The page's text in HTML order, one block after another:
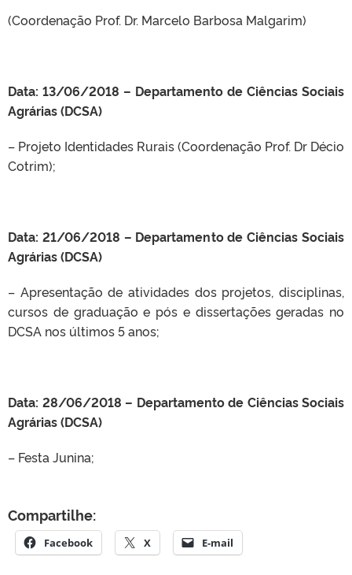
(Coordenação Prof. Dr. Marcelo Barbosa Malgarim)
Data: 13/06/2018 – Departamento de Ciências Sociais
Agrárias (DCSA)
– Projeto Identidades Rurais (Coordenação Prof. Dr Décio
Cotrim);
Data: 21/06/2018 – Departamento de Ciências Sociais
Agrárias (DCSA)
– Apresentação de atividades dos projetos, disciplinas,
cursos de graduação e pós e dissertações geradas no
DCSA nos últimos 5 anos;
Data: 28/06/2018 – Departamento de Ciências Sociais
Agrárias (DCSA)
– Festa Junina;
Compartilhe:
Facebook X E-mail